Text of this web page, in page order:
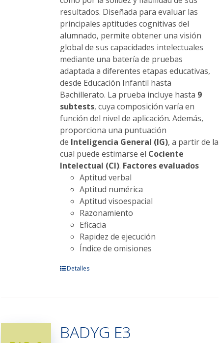
resultados. Diseñada para evaluar las
principales aptitudes cognitivas del
alumnado, permite obtener una visión
global de sus capacidades intelectuales
mediante una batería de pruebas
adaptada a diferentes etapas educativas,
desde Educación Infantil hasta
Bachillerato. La prueba incluye hasta 9
subtests, cuya composición varía en
función del nivel de aplicación. Además,
proporciona una puntuación
de Inteligencia General (IG), a partir de la
cual puede estimarse el Cociente
Intelectual (CI). Factores evaluados
Aptitud verbal
Aptitud numérica
Aptitud visoespacial
Razonamiento
Eficacia
Rapidez de ejecución
Índice de omisiones
Este
Las
opciones
Detalles
BADYG E3